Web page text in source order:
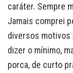
caráter. Sempre
Jamais comprei
diversos motivos
dizer o mínimo,
porca, de curto